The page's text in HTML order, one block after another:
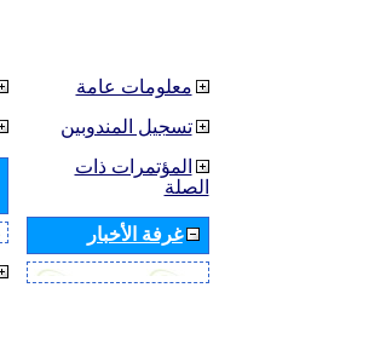
معلومات عامة
تسجيل المندوبين
المؤتمرات ذات
الصلة
غرفة الأخبار